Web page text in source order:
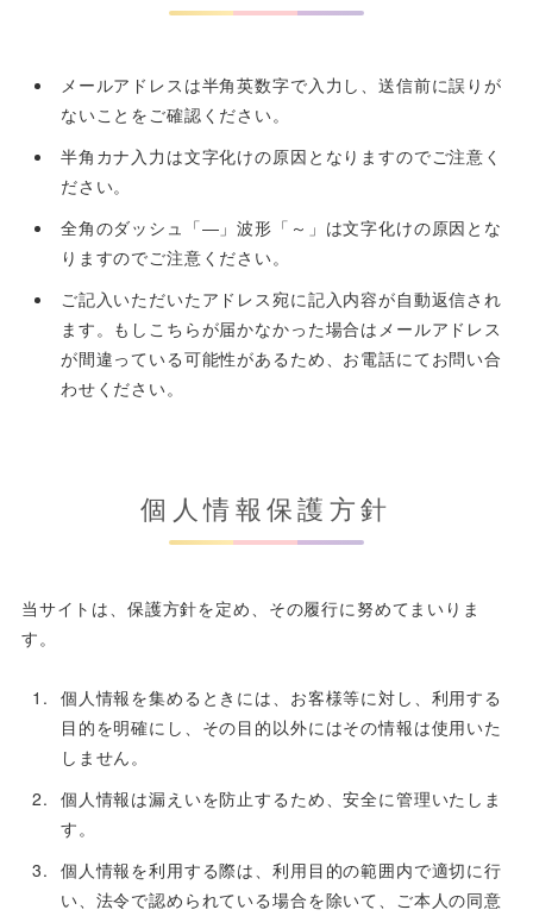
メールアドレスは半角英数字で入力し、送信前に誤りが
ないことをご確認ください。
半角カナ入力は文字化けの原因となりますのでご注意く
ださい。
全角のダッシュ「―」波形「～」は文字化けの原因とな
りますのでご注意ください。
ご記入いただいたアドレス宛に記入内容が自動返信され
ます。もしこちらが届かなかった場合はメールアドレス
が間違っている可能性があるため、お電話にてお問い合
わせください。
個人情報保護方針
当サイトは、保護方針を定め、その履行に努めてまいりま
す。
個人情報を集めるときには、お客様等に対し、利用する
目的を明確にし、その目的以外にはその情報は使用いた
しません。
個人情報は漏えいを防止するため、安全に管理いたしま
す。
個人情報を利用する際は、利用目的の範囲内で適切に行
い、法令で認められている場合を除いて、ご本人の同意